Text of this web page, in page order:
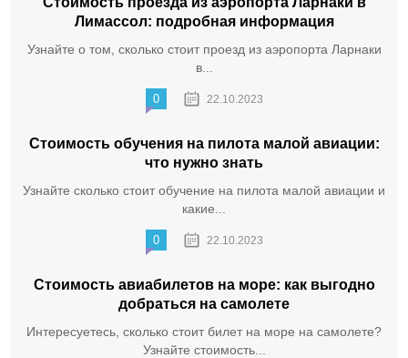
Лимассол: подробная информация
Узнайте о том, сколько стоит проезд из аэропорта Ларнаки
в...
0 22.10.2023
Стоимость обучения на пилота малой авиации:
что нужно знать
Узнайте сколько стоит обучение на пилота малой авиации и
какие...
0 22.10.2023
Стоимость авиабилетов на море: как выгодно
добраться на самолете
Интересуетесь, сколько стоит билет на море на самолете?
Узнайте стоимость...